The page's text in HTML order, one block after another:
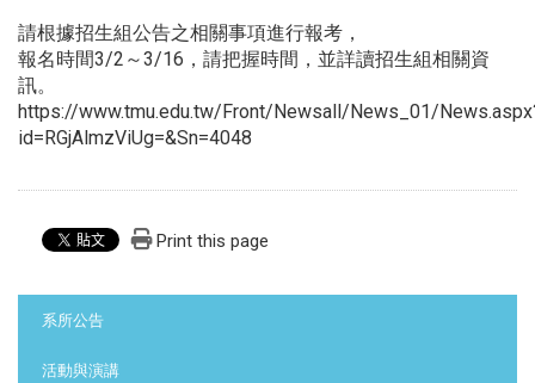
請根據招生組公告之相關事項進行報考，
報名時間3/2～3/16，請把握時間，並詳讀招生組相關資
訊。
https://www.tmu.edu.tw/Front/Newsall/News_01/
id=RGjAlmzViUg=&Sn=4048
Print this page
系所公告
活動與演講